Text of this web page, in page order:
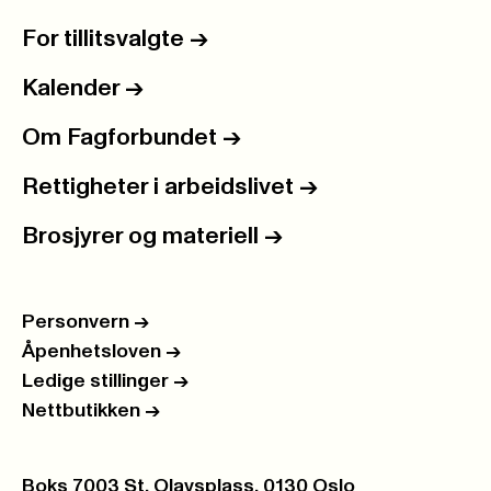
For tillitsvalgte ->
Kalender ->
Om Fagforbundet ->
Rettigheter i arbeidslivet ->
Brosjyrer og materiell ->
Personvern ->
Åpenhetsloven ->
Ledige stillinger ->
Nettbutikken ->
Postboks:
Boks 7003 St. Olavsplass, 0130 Oslo